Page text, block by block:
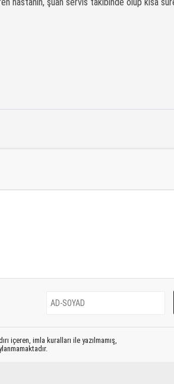
hastanın, şuan servis takibinde olup kısa
içeren, imla kuralları ile yazılmamış,